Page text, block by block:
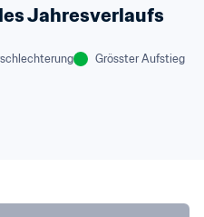
Jahresverlaufs
Grösster Aufstieg